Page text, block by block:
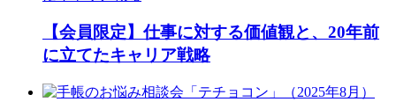
【会員限定】仕事に対する価値観と、20年前
に立てたキャリア戦略